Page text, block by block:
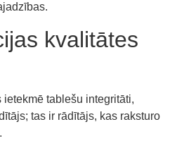
kvalitātes
tablešu integritāti,
tas ir rādītājs, kas raksturo